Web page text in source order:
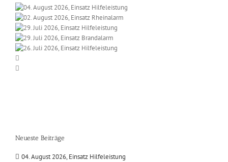
Neueste Beiträge
04. August 2026, Einsatz Hilfeleistung